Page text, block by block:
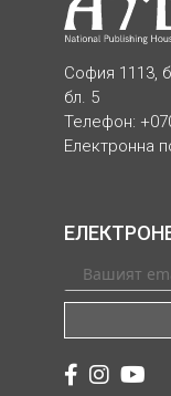
София 1113,
бл. 5
Телефон:
Електронна